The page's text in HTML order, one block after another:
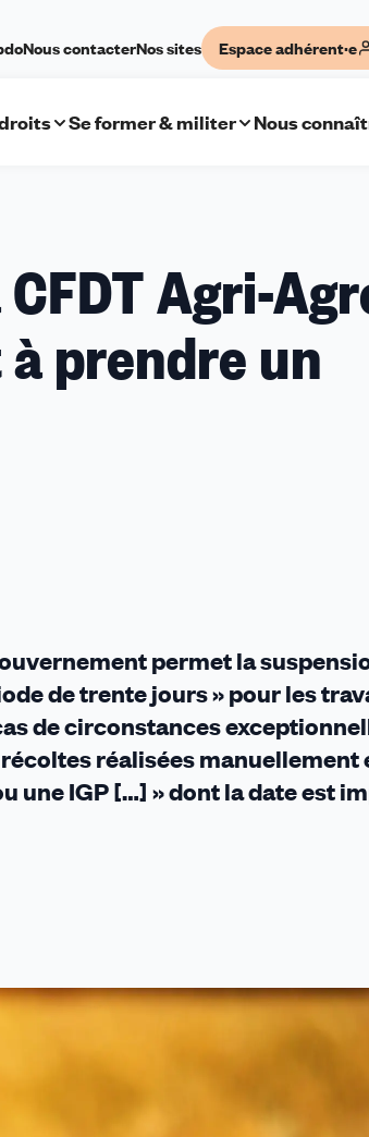
Nous contacterNos sites Espace adhérent·e
Se former & militer Nous
Agri-
prendre un
permet la
de trente jours » pour les
de circonstances
réalisées manuellement
une IGP […] » dont la date est